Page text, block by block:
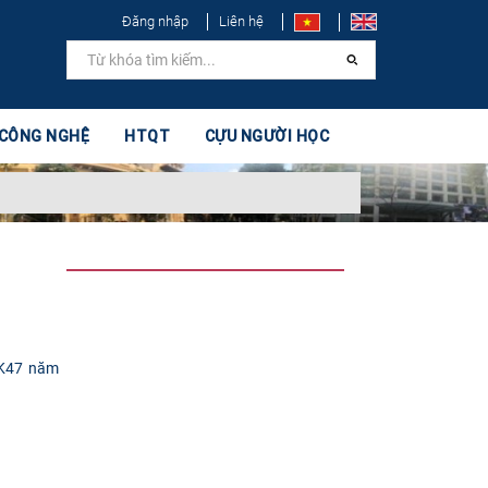
Đăng nhập Liên hệ
NGHỆ HTQT CỰU NGƯỜI HỌC
năm